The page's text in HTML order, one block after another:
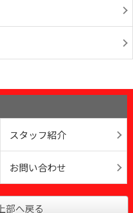
スタッフ紹介
お問い合わせ
部へ戻る